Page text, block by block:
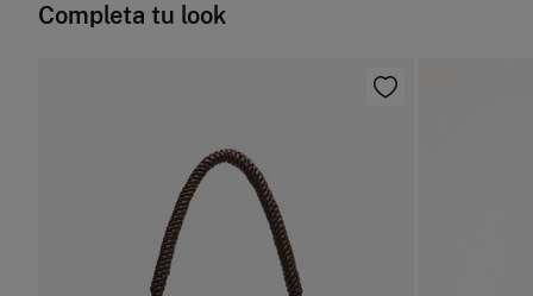
Completa tu look